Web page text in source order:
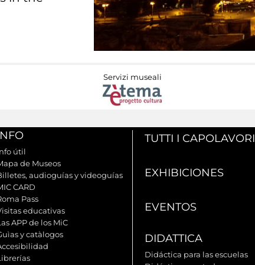
Servizi museali
útil
de Museos
audioguías y videoguías
CARD
Pass
educativas
APP de los MiC
y catàlogos
TUTTI I CAPOLAVORI
EXHIBICIONES
EVENTOS
DIDATTICA
Didáctica para las escuelas